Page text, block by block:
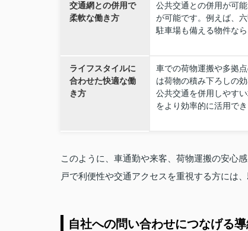
交通網との併用で
柔軟な働き方
公共交通との併用が可
が可能です。例えば、
駐車場も備える物件な
ライフスタイルに
合わせた快適な働
き方
車での荷物運搬や多拠
は荷物の積み下ろしの
公共交通を併用しやす
をより効率的に活用でき
このように、車通勤や来客、荷物運搬の安心
戸で利便性や交通アクセスを重視する方には
自社への問い合わせにつなげる